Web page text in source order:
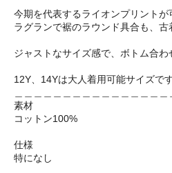
今期を代表するライオンプリントが
ラグランで裾のラウンド具合も、古
ジャストなサイズ感で、ボトム合わ
12Y、14Yは大人着用可能サイズです
素材
コットン100%
仕様
特になし